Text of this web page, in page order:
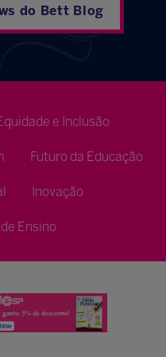
do Bett Blog
e Inclusão
Futuro da Educação
Inovação
Ensino